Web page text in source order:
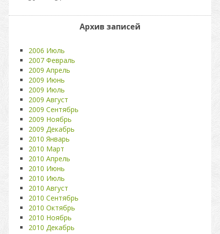
Архив записей
2006 Июль
2007 Февраль
2009 Апрель
2009 Июнь
2009 Июль
2009 Август
2009 Сентябрь
2009 Ноябрь
2009 Декабрь
2010 Январь
2010 Март
2010 Апрель
2010 Июнь
2010 Июль
2010 Август
2010 Сентябрь
2010 Октябрь
2010 Ноябрь
2010 Декабрь